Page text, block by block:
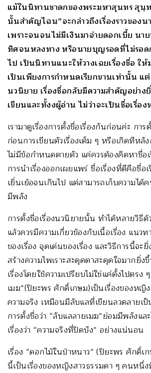
แม้ในนิทานชาดกของพระมหาสุนทร สุนฺท
นั้นสำคัญไฉน”จะกล่าวถึงเรื่องราวของน
เพราะจนจนไม่มีเงินมาจ่ายดอกเบี้ย นา
ทิศจนหลงทาง หรือนายบุญรอดที่ไม่รอด
ไป เป็นนิทานแนะให้วางเฉยเรื่องชื่อ ให้
เป็นเพียงการกำหนดเรียกขานเท่านั้น แ
นวนิยาย เรื่องชื่อกลับมีความสำคัญอย่าง
เขียนและทั้งงผู้อ่าน ไม่ว่าจะเป็นชื่อเรื่อง
เรามาดูเรื่องการตั้งชื่อเรื่องกันก่อนค่ะ การ
ก่อนการเขียนตัวเรื่องเต็ม ๆ หรือเกิดทีหลั
ไม่มีข้อกำหนดตายตัว แค่ควรต้องคิดหาชื่อ
การนำเรื่องออกเผยแพร่ ชื่อเรื่องที่ดีคือชื่อ
เยิ่นเย้อจนเกินไป แต่สามารถเก็บความได้
มีพลัง
การตั้งชื่อเรื่องนวนิยายนั้น ทำได้หลายวิธี
แล้วควรมีความเกี่ยวข้องกับเนื้อเรื่อง แนว
ของเรื่อง จุดเด่นของเรื่อง และวิธีการนี้จะ
สร้างความไพเราะสะดุดตาสะดุดใจมากยิ่ง
เรื่องโดยใช้ความเปรียบไม่ใช่แค่ตั้งไปตรง
เมฆ”(ปิยะพร ศักดิ์เกษม)เป็นเรื่องของหญิ
ความจริง เหมือนมีลับแลที่เขียนลวดลายเป็
การตั้งชื่อว่า “ลับแลลายเมฆ”ย่อมมีพลังแล
เรื่องว่า “ความจริงที่ปิดบัง” อย่างแน่นอน
เรื่อง “ดอกไม้ในป่าหนาว” (ปิยะพร ศักดิ์เ
นี้เป็นเรื่องของหญิงสาวธรรมดา ๆ คนหนึ่ง